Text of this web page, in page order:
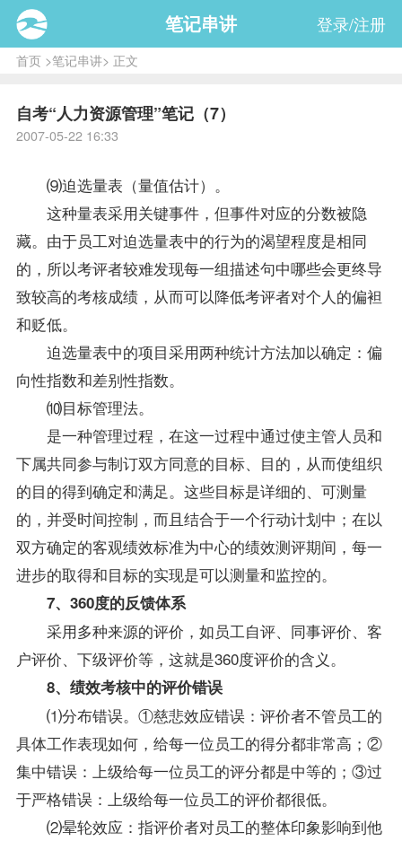
笔记串讲 登录/注册
首页>笔记串讲> 正文
自考“人力资源管理”笔记（7）
2007-05-22 16:33
⑼迫选量表（量值估计）。
这种量表采用关键事件，但事件对应的分数被隐
藏。由于员工对迫选量表中的行为的渴望程度是相同
的，所以考评者较难发现每一组描述句中哪些会更终导
致较高的考核成绩，从而可以降低考评者对个人的偏袒
和贬低。
迫选量表中的项目采用两种统计方法加以确定：偏
向性指数和差别性指数。
⑽目标管理法。
是一种管理过程，在这一过程中通过使主管人员和
下属共同参与制订双方同意的目标、目的，从而使组织
的目的得到确定和满足。这些目标是详细的、可测量
的，并受时间控制，而且结合于一个行动计划中；在以
双方确定的客观绩效标准为中心的绩效测评期间，每一
进步的取得和目标的实现是可以测量和监控的。
7、360度的反馈体系
采用多种来源的评价，如员工自评、同事评价、客
户评价、下级评价等，这就是360度评价的含义。
8、绩效考核中的评价错误
⑴分布错误。①慈悲效应错误：评价者不管员工的
具体工作表现如何，给每一位员工的得分都非常高；②
集中错误：上级给每一位员工的评分都是中等的；③过
于严格错误：上级给每一位员工的评价都很低。
⑵晕轮效应：指评价者对员工的整体印象影响到他